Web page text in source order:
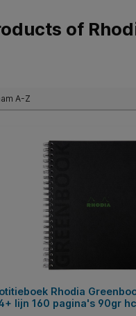
of
Rhodia
lijn 160 pagina's 90gr hc